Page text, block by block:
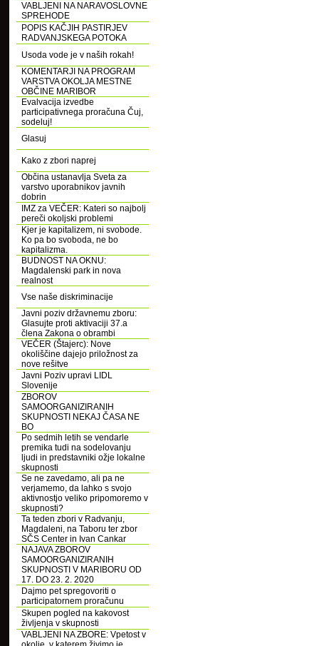
VABLJENI NA NARAVOSLOVNE
SPREHODE
POPIS KAČJIH PASTIRJEV
RADVANJSKEGA POTOKA
Usoda vode je v naših rokah!
KOMENTARJI NA PROGRAM
VARSTVA OKOLJA MESTNE
OBČINE MARIBOR
Evalvacija izvedbe
participativnega proračuna Čuj,
sodeluj!
Glasuj
Kako z zbori naprej
Občina ustanavlja Sveta za
varstvo uporabnikov javnih
dobrin
IMZ za VEČER: Kateri so najbolj
pereči okoljski problemi
Kjer je kapitalizem, ni svobode.
Ko pa bo svoboda, ne bo
kapitalizma.
BUDNOST NA OKNU:
Magdalenski park in nova
realnost
Vse naše diskriminacije
Javni poziv državnemu zboru:
Glasujte proti aktivaciji 37.a
člena Zakona o obrambi
VEČER (Štajerc): Nove
okoliščine dajejo priložnost za
nove rešitve
Javni Poziv upravi LIDL
Slovenije
ZBOROV
SAMOORGANIZIRANIH
SKUPNOSTI NEKAJ ČASA NE
BO
Po sedmih letih se vendarle
premika tudi na sodelovanju
ljudi in predstavniki ožje lokalne
skupnosti
Se ne zavedamo, ali pa ne
verjamemo, da lahko s svojo
aktivnostjo veliko pripomoremo v
skupnosti?
Ta teden zbori v Radvanju,
Magdaleni, na Taboru ter zbor
SČS Center in Ivan Cankar
NAJAVA ZBOROV
SAMOORGANIZIRANIH
SKUPNOSTI V MARIBORU OD
17. DO 23. 2. 2020
Dajmo pet spregovoriti o
participatornem proračunu
Skupen pogled na kakovost
življenja v skupnosti
VABLJENI NA ZBORE: Vpetost v